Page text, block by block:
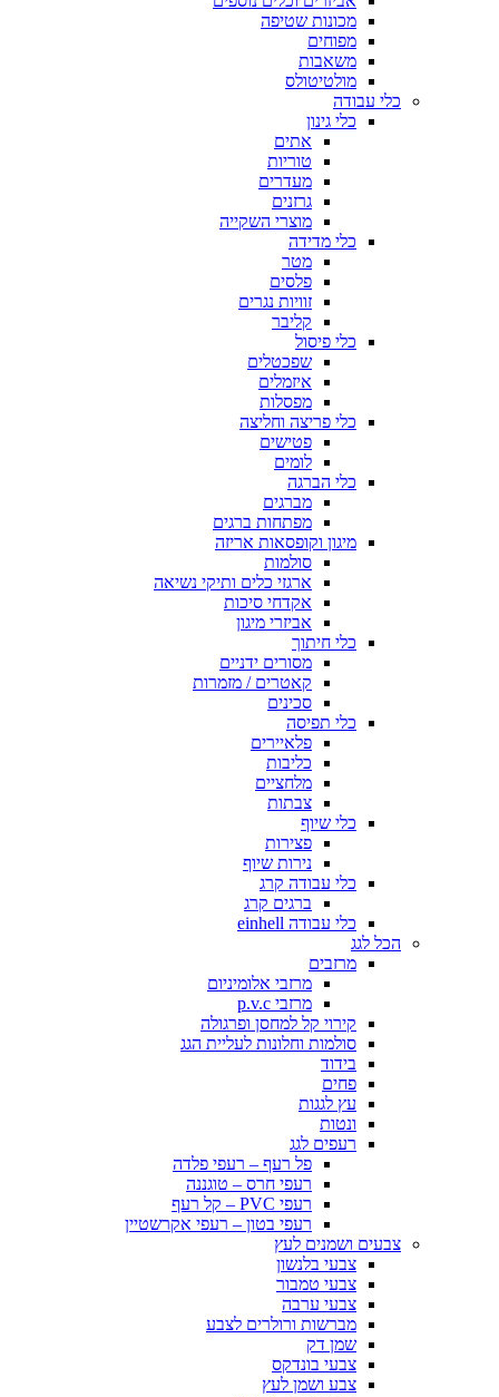
מכונות שטיפה
מפוחים
משאבות
מולטיטולס
כלי עבודה
כלי גינון
אתים
טוריות
מעדרים
גרזנים
מוצרי השקייה
כלי מדידה
מטר
פלסים
זוויות נגרים
קליבר
כלי פיסול
שפכטלים
איזמלים
מפסלות
כלי פריצה וחליצה
פטישים
לומים
כלי הברגה
מברגים
מפתחות ברגים
מיגון וקופסאות אריזה
סולמות
ארגזי כלים ותיקי נשיאה
אקדחי סיכות
אביזרי מיגון
כלי חיתוך
מסורים ידניים
קאטרים / מזמרות
סכינים
כלי תפיסה
פלאיירים
כליבות
מלחציים
צבתות
כלי שיוף
פצירות
נירות שיוף
כלי עבודה קרג
ברגים קרג
כלי עבודה einhell
הכל לגג
מרזבים
מרזבי אלומיניום
מרזבי p.v.c
קירוי קל למחסן ופרגולה
סולמות וחלונות לעליית הגג
בידוד
פחים
עץ לגגות
ונטות
רעפים לגג
פל רעף – רעפי פלדה
רעפי חרס – טוגננה
רעפי PVC – קל רעף
רעפי בטון – רעפי אקרשטיין
צבעים ושמנים לעץ
צבעי בלנשון
צבעי טמבור
צבעי ערבה
מברשות ורולרים לצבע
שמן דק
צבעי בונדקס
צבע ושמן לעץ